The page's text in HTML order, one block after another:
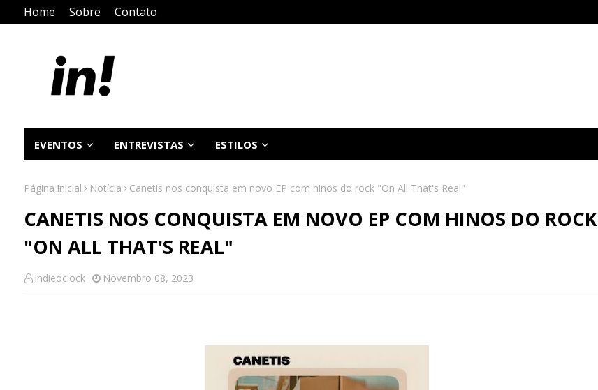
Home Sobre Contato
EVENTOS ENTREVISTAS ESTILOS
Página inicial Notícia Canetis nos conquista em novo EP com hinos do rock "On All That's Real"
CANETIS NOS CONQUISTA EM NOVO EP COM HINOS DO ROCK
"ON ALL THAT'S REAL"
indieoclock Novembro 08, 2023